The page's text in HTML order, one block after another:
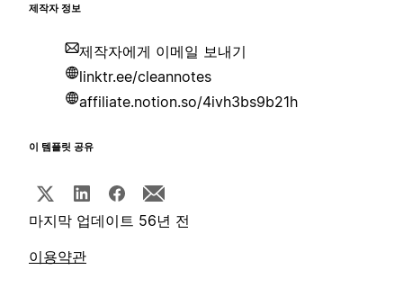
제작자 정보
제작자에게 이메일 보내기
linktr.ee/cleannotes
affiliate.notion.so/4ivh3bs9b21h
이 템플릿 공유
마지막 업데이트 56년 전
이용약관